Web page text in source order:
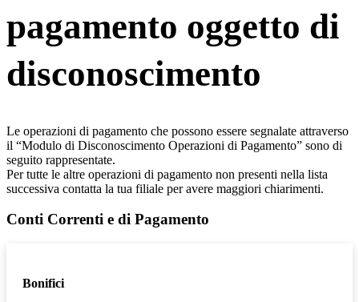
pagamento oggetto di
disconoscimento
Le operazioni di pagamento che possono essere segnalate attraverso
il “Modulo di Disconoscimento Operazioni di Pagamento” sono di
seguito rappresentate.
Per tutte le altre operazioni di pagamento non presenti nella lista
successiva contatta la tua filiale per avere maggiori chiarimenti.
Conti Correnti e di Pagamento
Bonifici